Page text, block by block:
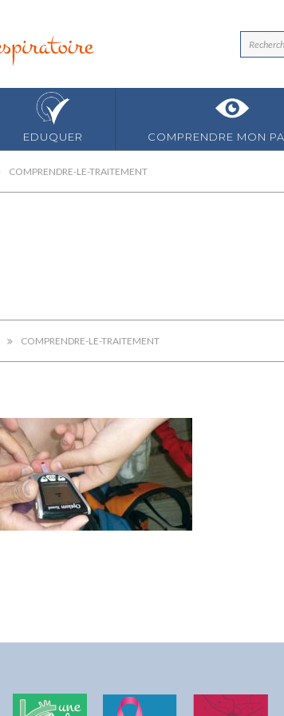
EDUQUER COMPRENDRE MON
COMPRENDRE-LE-TRAITEMENT
COMPRENDRE-LE-TRAITEMENT